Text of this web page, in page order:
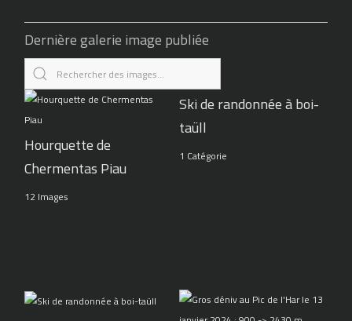
Dernière galerie image publiée
Hourquette de
Chermentas Piau
12 Images
Ski de randonnée à boi-
taüll
1 Catégorie